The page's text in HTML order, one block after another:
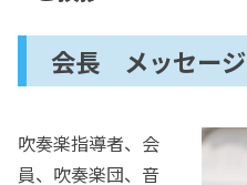
会長 メッセージ
吹奏楽指導者、会
員、吹奏楽団、音